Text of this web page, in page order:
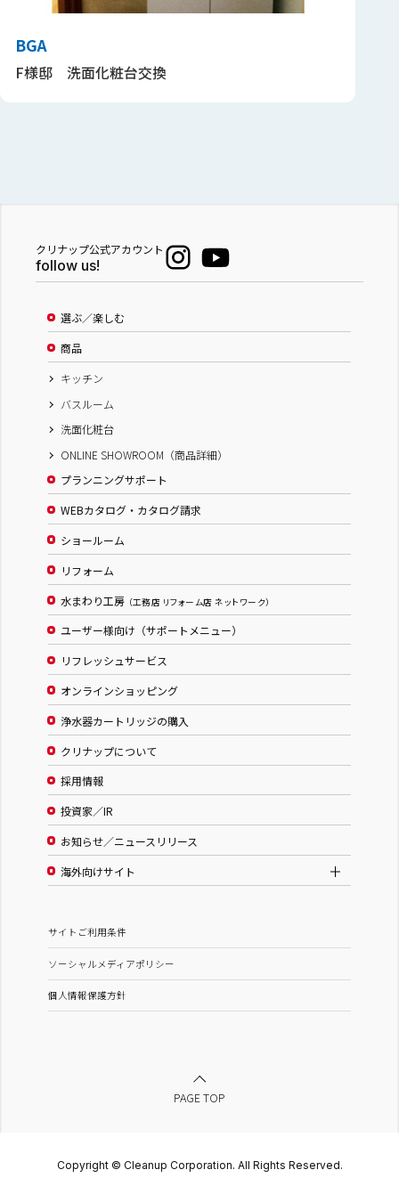
BGA
F様邸 洗面化粧台交換
クリナップ公式アカウント
follow us!
選ぶ／楽しむ
商品
キッチン
バスルーム
洗面化粧台
ONLINE SHOWROOM（商品詳細）
プランニングサポート
WEBカタログ・カタログ請求
ショールーム
リフォーム
水まわり工房 （工務店 リフォーム店 ネットワーク）
ユーザー様向け（サポートメニュー）
リフレッシュサービス
オンラインショッピング
浄水器カートリッジの購入
クリナップについて
採用情報
投資家／IR
お知らせ／ニュースリリース
海外向けサイト
サイトご利用条件
ソーシャルメディアポリシー
個人情報保護方針
PAGE TOP
Copyright © Cleanup Corporation. All Rights Reserved.